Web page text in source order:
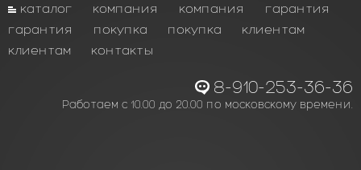
каталог компания компания
гарантия
гарантия
покупка покупка
клиентам
клиентам
контакты
8-910-253-36-36
Работаем с 10.00 до 20.00 по московскому времени.